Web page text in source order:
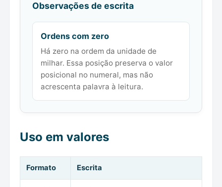
Observações de escrita
Ordens com zero
Há zero na ordem da unidade de
milhar. Essa posição preserva o valor
posicional no numeral, mas não
acrescenta palavra à leitura.
Uso em valores
Formato Escrita